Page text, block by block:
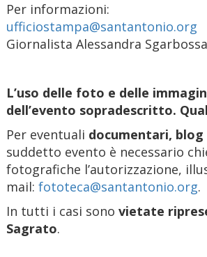
Per informazioni:
ufficiostampa@santantonio.org
Giornalista Alessandra
L’uso delle foto e delle
dell’evento sopradescritto.
Per eventuali documentari,
suddetto evento è necessario
fotografiche l’autorizzazione,
mail: fototeca@santantonio.org.
In tutti i casi sono vietate
Sagrato.